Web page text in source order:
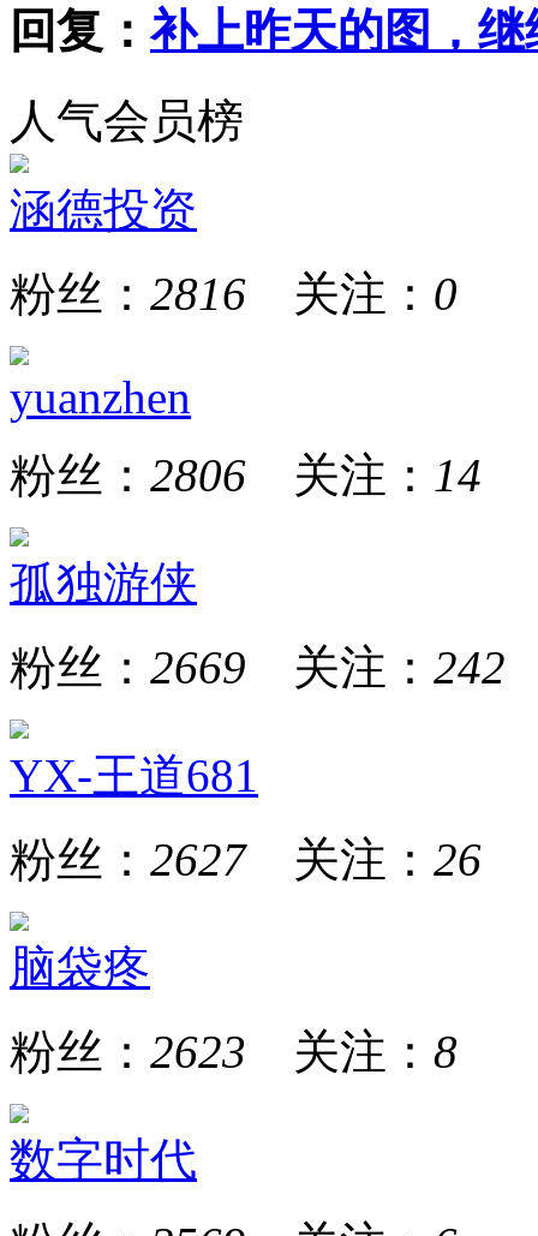
回复：补上昨天的图，
人气会员榜
涵德投资
粉丝： 2816 关注： 0
yuanzhen
粉丝： 2806 关注： 14
孤独游侠
粉丝： 2669 关注： 242
YX-王道681
粉丝： 2627关注： 26
脑袋疼
粉丝： 2623 关注： 8
数字时代